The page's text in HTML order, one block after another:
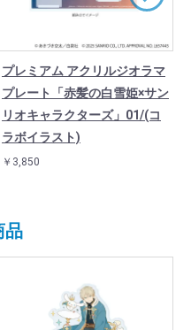
プレミアム アクリルジオラマ
プレート「赤髪の白雪姫×サン
リオキャラクターズ」01/(コ
ラボイラスト)
￥3,850
品